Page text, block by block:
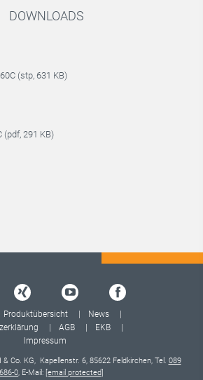
DOWNLOADS
(stp, 631 KB)
(pdf, 291 KB)
Produktübersicht
News
AGB
EKB
Impressum
Co. KG, Kapellenstr. 6, 85622 Feldkirchen, Tel. 089
0, E-Mail: [email protected]